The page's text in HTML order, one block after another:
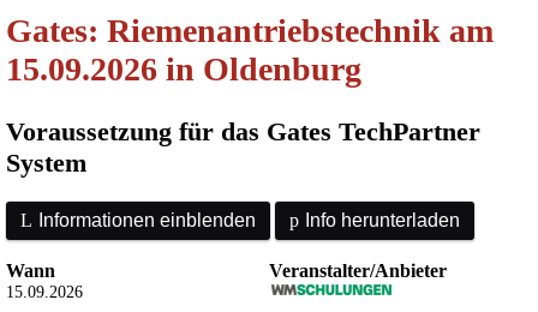
FLATRATE
HERSTELLERPORTALE
SUCHE
ANMELDEN/REGISTRIEREN
Gates: Riemenantriebstechnik am
15.09.2026 in Oldenburg
Voraussetzung für das Gates TechPartner
System
L Informationen einblenden p Info herunterladen
Wann
15.09.2026
Veranstalter/Anbieter